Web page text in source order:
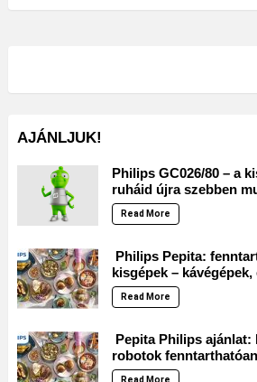
AJÁNLJUK!
Philips GC026/80 – a
ruháid újra szebben
Read More
Philips Pepita:
kisgépek –
Read More
Pepita Philips ajánlat:
robotok